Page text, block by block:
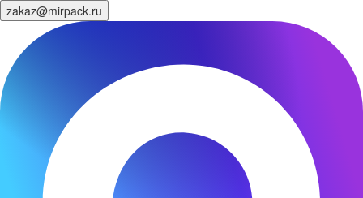
zakaz@mirpack.ru